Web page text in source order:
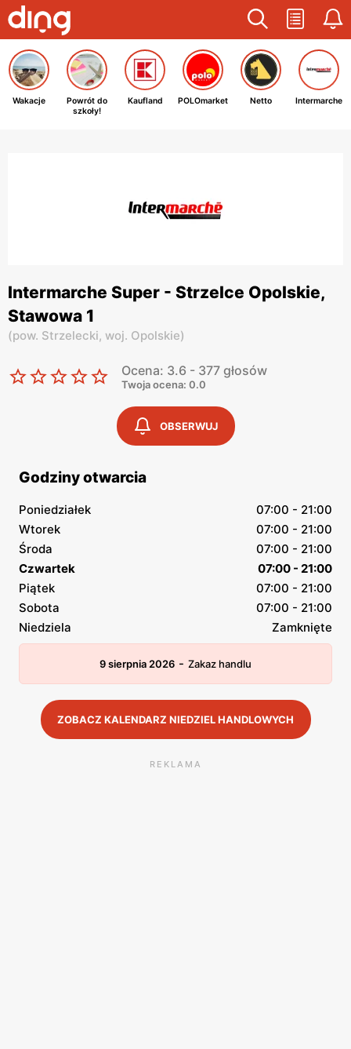
Wakacje
Powrót do
szkoły!
Kaufland POLOmarket Netto Intermarche
Intermarche Super - Strzelce Opolskie,
Stawowa 1
(pow. Strzelecki, woj. Opolskie)
Ocena: 3.6 - 377 głosów
Twoja ocena: 0.0
OBSERWUJ
Godziny otwarcia
Poniedziałek
07:00 - 21:00
Wtorek
07:00 - 21:00
Środa
07:00 - 21:00
Czwartek
07:00 - 21:00
Piątek
07:00 - 21:00
Sobota
07:00 - 21:00
Niedziela
Zamknięte
9 sierpnia 2026 - Zakaz handlu
ZOBACZ KALENDARZ NIEDZIEL HANDLOWYCH
REKLAMA